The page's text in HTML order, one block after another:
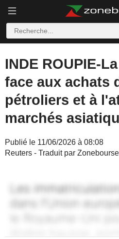
INDE ROUPIE-
face aux achats
pétroliers et à
marchés
Publié le 11/06/2026 à 08:08
Reuters - Traduit par Zonebourse